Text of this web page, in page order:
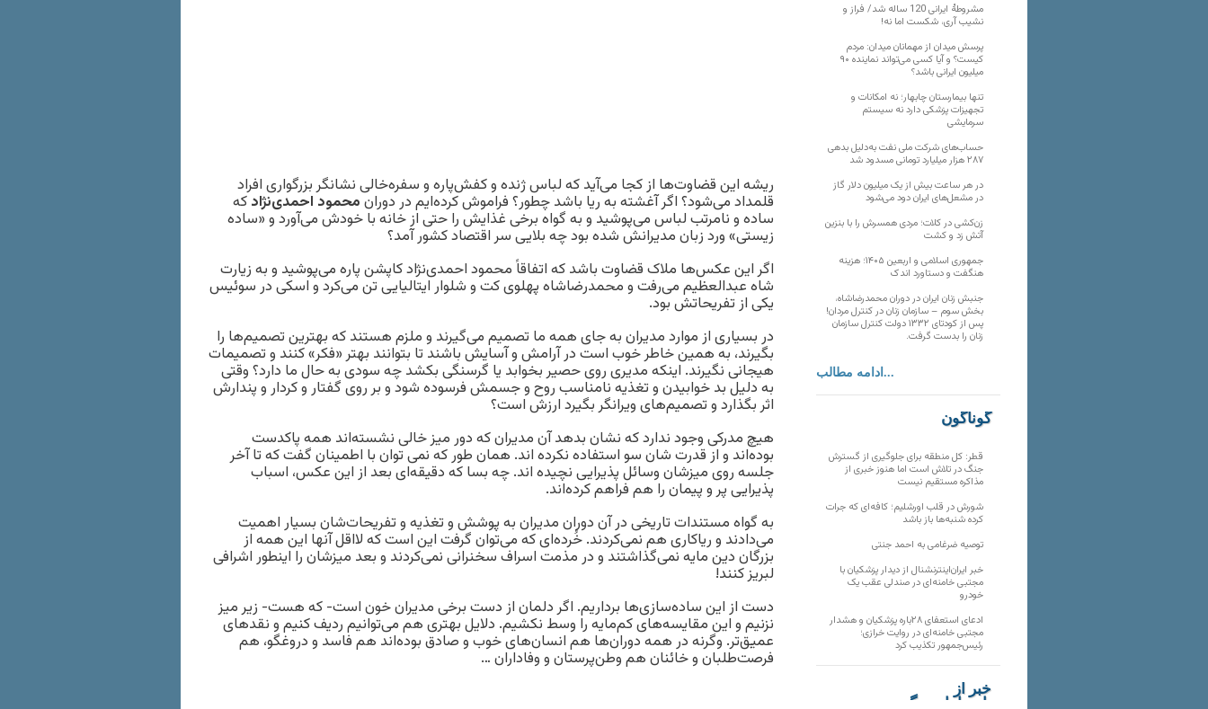
ریشه این قضاوت‌ها از کجا می‌آید که لباس ژنده و کفش‌پاره و سفره‌خالی نشانگر بزرگواری افراد
قلمداد می‌شود؟ اگر آغشته به ریا باشد چطور؟ فراموش کرده‌ایم در دورانمحمود احمدی‌نژادکه
ساده و نامرتب لباس می‌پوشید و به گواه برخی غذایش را حتی از خانه با خودش می‌آورد و «ساده
زیستی» ورد زبان مدیرانش شده بود چه بلایی سر اقتصاد کشور آمد؟
اگر این عکس‌ها ملاک قضاوت باشد که اتفاقاً محمود احمدی‌نژاد کاپشن پاره می‌پوشید و به زیارت
شاه عبدالعظیم می‌رفت و محمدرضاشاه پهلوی کت و شلوار ایتالیایی تن می‌کرد و اسکی در سوئیس
یکی از تفریحاتش بود.
در بسیاری از موارد مدیران به جای همه ما تصمیم می‌گیرند و ملزم هستند که بهترین تصمیم‌ها را
بگیرند، به همین خاطر خوب است در آرامش و آسایش باشند تا بتوانند بهتر «فکر» کنند و تصمیمات
هیجانی نگیرند. اینکه مدیری روی حصیر بخوابد یا گرسنگی بکشد چه سودی به حال ما دارد؟ وقتی
به دلیل بد خوابیدن و تغذیه نامناسب روح و جسمش فرسوده شود و بر روی گفتار و کردار و پندارش
اثر بگذارد و تصمیم‌های ویرانگر بگیرد ارزش است؟
هیچ مدرکی وجود ندارد که نشان بدهد آن مدیران که دور میز خالی نشسته‌اند همه پاکدست
بوده‌اند و از قدرت شان سو استفاده نکرده اند. همان طور که نمی توان با اطمینان گفت که تا آخر
جلسه روی میزشان وسائل پذیرایی نچیده اند. چه بسا که دقیقه‌ای بعد از این عکس، اسباب
پذیرایی پر و پیمان را هم فراهم کرده‌اند.
به گواه مستندات تاریخی در آن دوران مدیران به پوشش و تغذیه و تفریحات‌شان بسیار اهمیت
می‌دادند و ریاکاری هم نمی‌کردند. خُرده‌ای که می‌توان گرفت این است که لااقل آنها این همه از
بزرگان دین مایه نمی‌گذاشتند و در مذمت اسراف سخنرانی نمی‌کردند و بعد میزشان را اینطور اشرافی
لبریز کنند!
دست از این ساده‌سازی‌ها برداریم. اگر دلمان از دست برخی مدیران خون است- که هست- زیر میز
نزنیم و این مقایسه‌های کم‌مایه را وسط نکشیم. دلایل بهتری هم می‌توانیم ردیف کنیم و نقدهای
عمیق‌تر. وگرنه در همه دوران‌ها هم انسان‌های خوب و صادق بوده‌اند هم فاسد و دروغگو، هم
فرصت‌طلبان و خائنان هم وطن‌پرستان و وفاداران …
مشروطۀ ایرانی 120 ساله شد/ فراز و
نشیب آری، شکست اما نه!
پرسش میدان از مهمانان میدان: مردم
کیست؟ و آیا کسی می‌تواند نماینده ۹۰
میلیون ایرانی باشد؟
تنها بیمارستان چابهار؛ نه امکانات و
تجهیزات پزشکی دارد نه سیستم
سرمایشی
حساب‌های شرکت ملی نفت به‌دلیل بدهی
۲۸۷ هزار میلیارد تومانی مسدود شد
در هر ساعت بیش از یک میلیون دلار گاز
در مشعل‌های ایران دود می‌شود
زن‌کشی در کلات؛ مردی همسرش را با بنزین
آتش زد و کشت
جمهوری اسلامی و اربعین ۱۴۰۵؛ هزینه
هنگفت و دستاورد اندک
جنبش زنان ایران در دوران محمدرضاشاه،
بخش سوم – سازمان زنان در کنترل مردان!
پس از کودتای ۱۳۳۲ دولت کنترل سازمان
زنان را بدست گرفت.
ادامه مطالب...
گوناگون
قطر: کل منطقه برای جلوگیری از گسترش
جنگ در تلاش است اما هنوز خبری از
مذاکره مستقیم نیست
شورش در قلب اورشلیم؛ کافه‌ای که جرات
کرده شنبه‌ها باز باشد
توصیه ضرغامی به احمد جنتی
خبر ایران‌اینترنشنال از دیدار پزشکیان با
مجتبی خامنه‌ای در صندلی عقب یک
خودرو
ادعای استعفای ۲۸باره پزشکیان و هشدار
مجتبی خامنه‌ای در روایت خرازی؛
رئیس‌جمهور تکذیب کرد
خبر از
تارنماهای دیگر